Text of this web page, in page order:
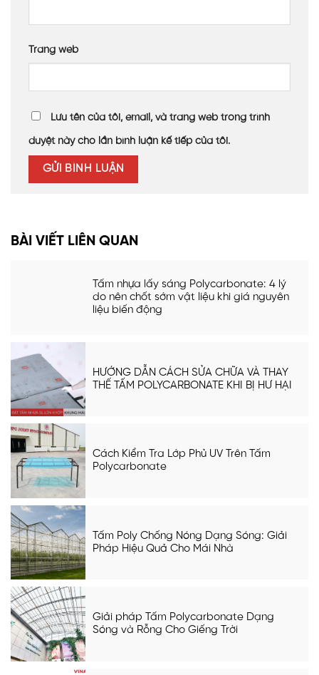
Trang web
Lưu tên của tôi, email, và trang web trong trình
duyệt này cho lần bình luận kế tiếp của tôi.
BÀI VIẾT LIÊN QUAN
Tấm nhựa lấy sáng Polycarbonate: 4 lý
do nên chốt sớm vật liệu khi giá nguyên
liệu biến động
HƯỚNG DẪN CÁCH SỬA CHỮA VÀ THAY
THẾ TẤM POLYCARBONATE KHI BỊ HƯ HẠI
Cách Kiểm Tra Lớp Phủ UV Trên Tấm
Polycarbonate
Tấm Poly Chống Nóng Dạng Sóng: Giải
Pháp Hiệu Quả Cho Mái Nhà
Giải pháp Tấm Polycarbonate Dạng
Sóng và Rỗng Cho Giếng Trời